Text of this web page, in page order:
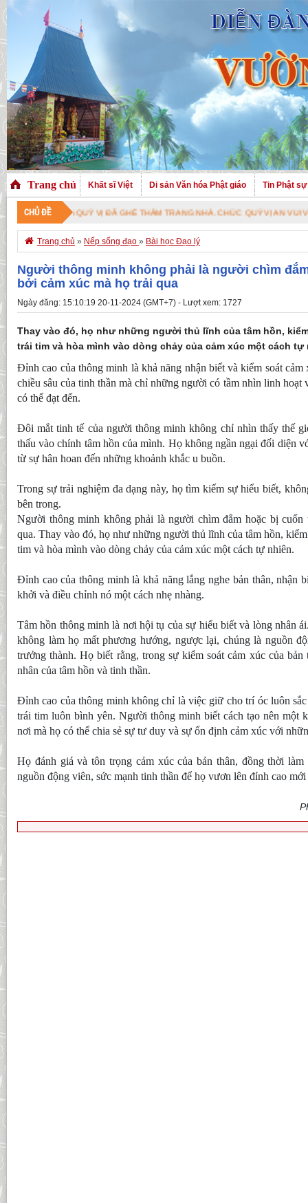
Trang chủ Khất sĩ Việt Di sản Văn hóa Phật giáo Tin Phật sự
CHỦ ĐỀ
MỪNG QUÝ VỊ ĐÃ GHÉ THĂM TRANG NHÀ. CHÚC QUÝ VỊ AN VUI VỚI PHÁP
 Trang chủ » Nếp sống đạo » Bài học Đạo lý
Người thông minh không phải là người chìm
bởi cảm xúc mà họ trải qua
Ngày đăng: 15:10:19 20-11-2024 (GMT+7) - Lượt xem: 1727
Thay vào đó, họ như những người thủ lĩnh của tâm hồn,
trái tim và hòa mình vào dòng chảy của cảm xúc một cách tự
Đỉnh cao của thông minh là khả năng nhận biết và kiểm soát cảm
chiều sâu của tinh thần mà chỉ những người có tầm nhìn linh hoạt
có thể đạt đến.
Đôi mắt tinh tế của người thông minh không chỉ nhìn thấy thế
thấu vào chính tâm hồn của mình. Họ không ngần ngại đối diện
từ sự hân hoan đến những khoảnh khắc u buồn.
Trong sự trải nghiệm đa dạng này, họ tìm kiếm sự hiểu biết,
bên trong.​
Người thông minh không phải là người chìm đắm hoặc bị
qua. Thay vào đó, họ như những người thủ lĩnh của tâm hồn,
tim và hòa mình vào dòng chảy của cảm xúc một cách tự nhiên.
Đỉnh cao của thông minh là khả năng lắng nghe bản thân, nhận
khởi và điều chỉnh nó một cách nhẹ nhàng.
Tâm hồn thông minh là nơi hội tụ của sự hiểu biết và lòng nhân
không làm họ mất phương hướng, ngược lại, chúng là nguồn
trưởng thành. Họ biết rằng, trong sự kiểm soát cảm xúc của
nhân của tâm hồn và tinh thần.
Đỉnh cao của thông minh không chỉ là việc giữ cho trí óc luôn
trái tim luôn bình yên. Người thông minh biết cách tạo nên một
nơi mà họ có thể chia sẻ sự tư duy và sự ổn định cảm xúc với
Họ đánh giá và tôn trọng cảm xúc của bản thân, đồng thời làm
nguồn động viên, sức mạnh tinh thần để họ vươn lên đỉnh cao